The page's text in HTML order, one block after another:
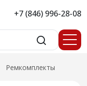
+7 (846) 996-28-08
Ремкомплекты